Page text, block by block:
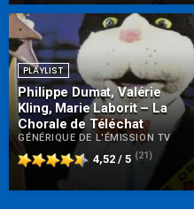
PLAYLIST
Philippe Dumat, Valérie
Kling, Marie Laborit – La
Chorale de Téléchat
GÉNÉRIQUE DE L'ÉMISSION TV
4,52 / 5 (21)